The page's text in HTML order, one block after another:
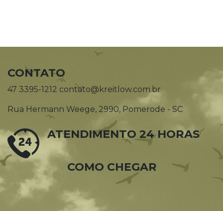
CONTATO
47 3395-1212 contato@kreitlow.com.br
Rua Hermann Weege, 2990, Pomerode - SC
ATENDIMENTO 24 HORAS
COMO CHEGAR